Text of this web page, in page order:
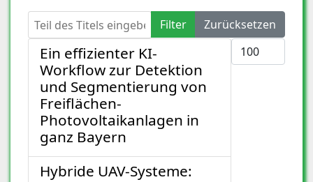
Teil des Titels eingeben Filter
Zurücksetzen
Anzeige #
Ein effizienter KI-
Workflow zur Detektion
und Segmentierung von
Freiflächen-
Photovoltaikanlagen in
ganz Bayern
Hybride UAV-Systeme: